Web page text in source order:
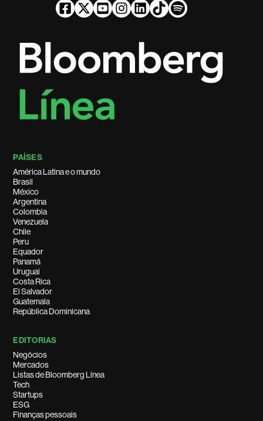
PAÍSES
América Latina e o mundo
Brasil
México
Argentina
Colombia
Venezuela
Chile
Peru
Equador
Panamá
Uruguai
Costa Rica
El Salvador
Guatemala
República Dominicana
EDITORIAS
Negócios
Mercados
Listas de Bloomberg Línea
Tech
Startups
ESG
Finanças pessoais